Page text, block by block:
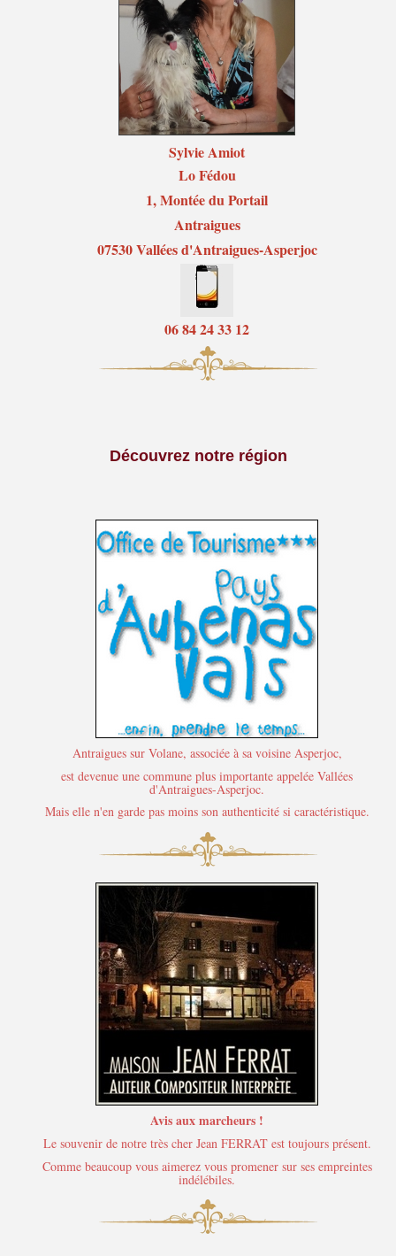
Sylvie Amiot
Lo Fédou
1, Montée du Portail
Antraigues
07530 Vallées d'Antraigues-Asperjoc
06 84 24 33 12
Découvrez notre région
Antraigues sur Volane, associée à sa voisine Asperjoc,
est devenue une commune plus importante appelée Vallées
d'Antraigues-Asperjoc.
Mais elle n'en garde pas moins son authenticité si caractéristique.
Avis aux marcheurs !
Le souvenir de notre très cher Jean FERRAT est toujours présent.
Comme beaucoup vous aimerez vous promener sur ses empreintes
indélébiles.